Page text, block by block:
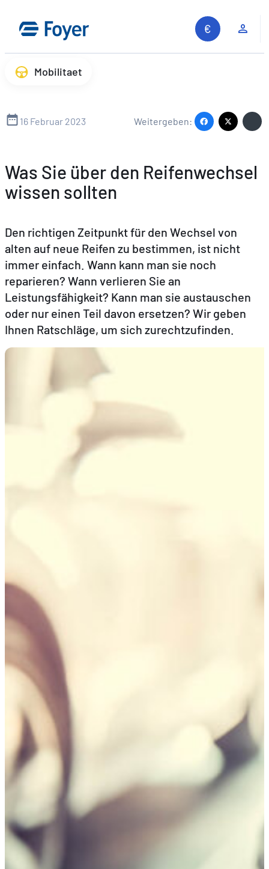
Inhalt
springen
Auf unserer Website suchen
DEENFR
Mobilitaet
16 Februar 2023 Weitergeben:
Was Sie über den Reifenwechsel
wissen sollten
Den richtigen Zeitpunkt für den Wechsel von
alten auf neue Reifen zu bestimmen, ist nicht
immer einfach. Wann kann man sie noch
reparieren? Wann verlieren Sie an
Leistungsfähigkeit? Kann man sie austauschen
oder nur einen Teil davon ersetzen? Wir geben
Ihnen Ratschläge, um sich zurechtzufinden.